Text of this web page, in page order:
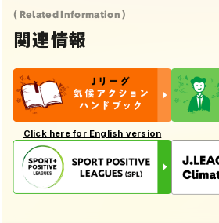
( Related Information )
関連情報
Click here for English version